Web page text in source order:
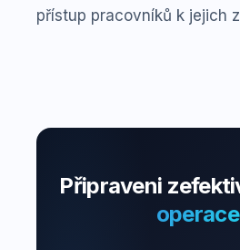
přístup pracovníků k jejich
Připraveni